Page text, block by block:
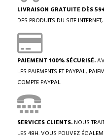
LIVRAISON GRATUITE DÈS
DES PRODUITS DU SITE
PAIEMENT 100% SÉCURISÉ.
LES PAIEMENTS ET PAYPAL,
COMPTE PAYPAL
SERVICES CLIENTS. NOUS
LES 48H. VOUS POUVEZ